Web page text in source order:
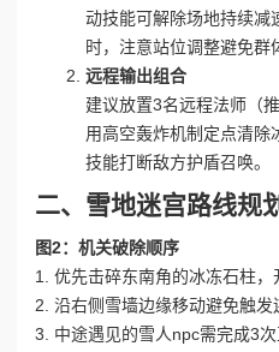
动技能可解除场地持续减
时，注意站位调整避免群
远程输出组合
建议放置3名远程法师（
用高空轰炸机制定点清除
技能打断敌方护盾召唤。
二、雪地迷宫路线规
图2：机关破除顺序
1. 优先击碎东南角的冰冻石柱，
2. 沿右侧雪墙边缘移动避免触发
3. 中途遇见的雪人npc需完成3